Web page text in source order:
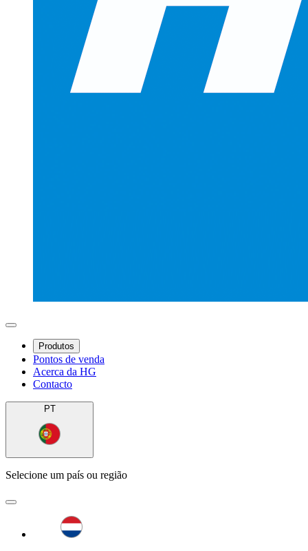
Produtos
Pontos de venda
Acerca da HG
Contacto
PT
Selecione um país ou região